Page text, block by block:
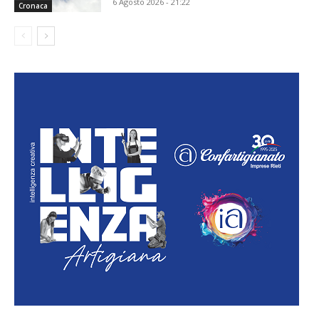
Cronaca